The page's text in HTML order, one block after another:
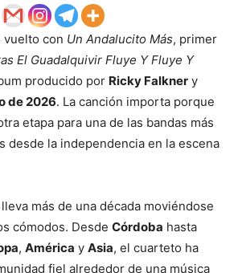
vuelto con Un Andalucito Más, primer
El Guadalquivir Fluye Y Fluye Y
producido por Ricky Falkner y
de 2026. La canción importa porque
etapa para una de las bandas más
desde la independencia en la escena
más de una década moviéndose
cómodos. Desde Córdoba hasta
, América y Asia, el cuarteto ha
fiel alrededor de una música